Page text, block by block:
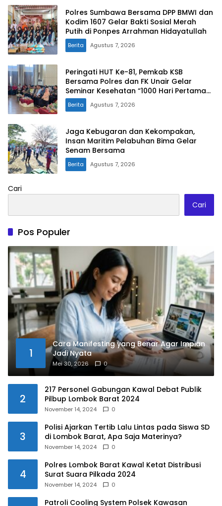
Polres Sumbawa Bersama DPP BMWI dan
Kodim 1607 Gelar Bakti Sosial Merah
Putih di Ponpes Arrahman Hidayatullah
Berita Agustus 7, 2026
Peringati HUT Ke-81, Pemkab KSB
Bersama Polres dan FK Unair Gelar
Seminar Kesehatan “1000 Hari Pertama
Kehidupan”
Berita Agustus 7, 2026
Jaga Kebugaran dan Kekompakan,
Insan Maritim Pelabuhan Bima Gelar
Senam Bersama
Berita Agustus 7, 2026
Cari
Cari
Pos Populer
1
Cara Manifesting yang Benar Agar Impian
Jadi Nyata
Mei 30, 2026 0
2
217 Personel Gabungan Kawal Debat Publik
Pilbup Lombok Barat 2024
November 14, 2024 0
3
Polisi Ajarkan Tertib Lalu Lintas pada Siswa SD
di Lombok Barat, Apa Saja Materinya?
November 14, 2024 0
4
Polres Lombok Barat Kawal Ketat Distribusi
Surat Suara Pilkada 2024
November 14, 2024 0
Patroli Cooling System Polsek Kawasan